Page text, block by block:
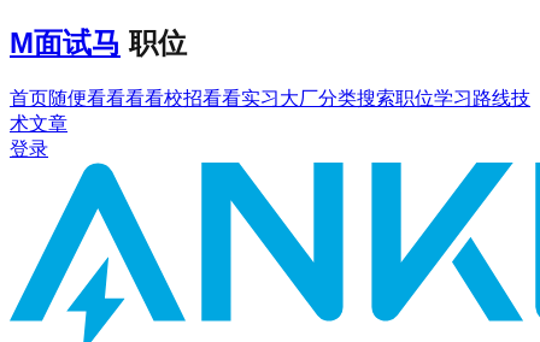
M面试马 职位
首页随便看看看看校招看看实习大厂分类搜索职位学习路线技
术文章
登录